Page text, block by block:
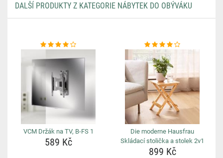
DALŠÍ PRODUKTY Z KATEGORIE NÁBYTEK DO OBÝVÁKU
VCM Držák na TV, B-FS 1
589 Kč
Die moderne Hausfrau
Skládací stolička a stolek 2v1
899 Kč